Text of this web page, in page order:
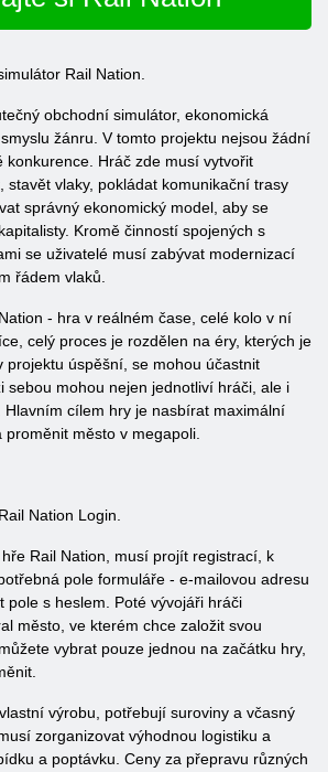
Rail Nation.
obchodní simulátor, ekonomická
žánru. V tomto projektu nejsou žádní
konkurence. Hráč zde musí vytvořit
stavět vlaky, pokládat komunikační trasy
správný ekonomický model, aby se
Kromě činností spojených s
se uživatelé musí zabývat modernizací
řádem vlaků.
- hra v reálném čase, celé kolo v ní
celý proces je rozdělen na éry, kterých je
projektu úspěšní, se mohou účastnit
sebou mohou nejen jednotliví hráči, ale i
cílem hry je nasbírat maximální
město v megapoli.
Nation Login.
Rail Nation, musí projít registrací, k
pole formuláře - e-mailovou adresu
pole s heslem. Poté vývojáři hráči
město, ve kterém chce založit svou
vybrat pouze jednou na začátku hry,
výrobu, potřebují suroviny a včasný
zorganizovat výhodnou logistiku a
a poptávku. Ceny za přepravu různých